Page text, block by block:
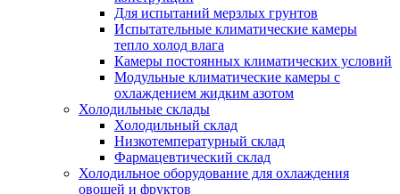
Для испытаний мерзлых грунтов
Испытательные климатические камеры
тепло холод влага
Камеры постоянных климатических условий
Модульные климатические камеры с
охлаждением жидким азотом
Холодильные склады
Холодильный склад
Низкотемпературный склад
Фармацевтический склад
Холодильное оборудование для охлаждения
овощей и фруктов